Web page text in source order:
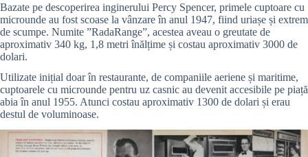
Bazate pe descoperirea inginerului Percy Spencer, primele cuptoare cu
microunde au fost scoase la vânzare în anul 1947, fiind uriașe și extrem
de scumpe. Numite ”RadaRange”, acestea aveau o greutate de
aproximativ 340 kg, 1,8 metri înălțime și costau aproximativ 3000 de
dolari.
Utilizate inițial doar în restaurante, de companiile aeriene și maritime,
cuptoarele cu microunde pentru uz casnic au devenit accesibile pe piață
abia în anul 1955. Atunci costau aproximativ 1300 de dolari și erau
destul de voluminoase.